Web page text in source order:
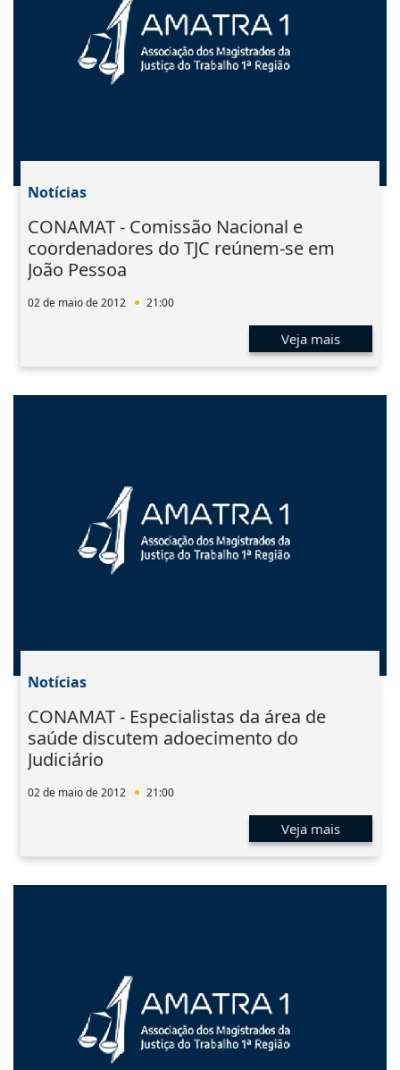
Notícias
CONAMAT - Comissão Nacional e
coordenadores do TJC reúnem-se em
João Pessoa
02 de maio de 2012 21:00
Veja mais
Notícias
CONAMAT - Especialistas da área de
saúde discutem adoecimento do
Judiciário
02 de maio de 2012 21:00
Veja mais